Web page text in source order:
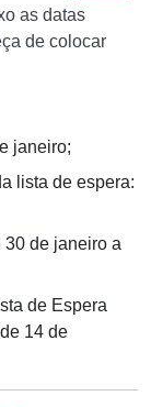
as datas
de colocar
janeiro;
lista de espera:
30 de janeiro a
de Espera
14 de